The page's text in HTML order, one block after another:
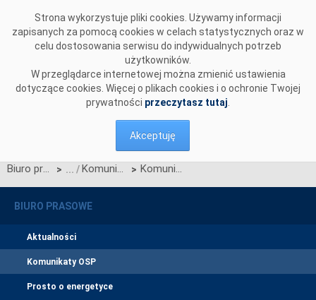
Strona wykorzystuje pliki cookies. Używamy informacji
zapisanych za pomocą cookies w celach statystycznych oraz w
celu dostosowania serwisu do indywidualnych potrzeb
użytkowników.
W przeglądarce internetowej można zmienić ustawienia
dotyczące cookies. Więcej o plikach cookies i o ochronie Twojej
prywatności przeczytasz tutaj
Akceptuję
Biuro prasowe > Komunikaty OSP > Komunikat OSP dotyczący ograniczenia alokowanych praw przesyłowych w dniach 15-16.11.2023
BIURO PRASOWE
Aktualności
Komunikaty OSP
Prosto o energetyce